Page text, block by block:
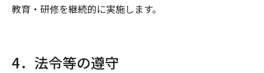
教育・研修を継続的に実施します。
4．法令等の遵守